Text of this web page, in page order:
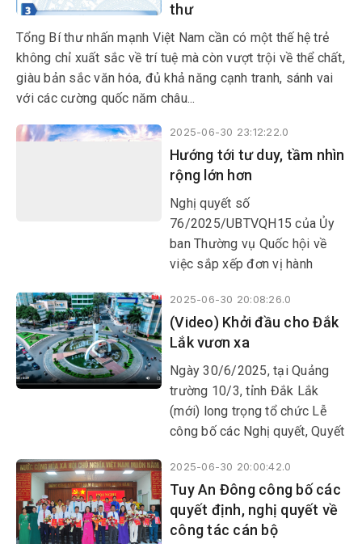
thư
Tổng Bí thư nhấn mạnh Việt Nam cần có một thế hệ trẻ
không chỉ xuất sắc về trí tuệ mà còn vượt trội về thể chất,
giàu bản sắc văn hóa, đủ khả năng cạnh tranh, sánh vai
với các cường quốc năm châu...
2025-06-30 23:12:22.0
Hướng tới tư duy, tầm nhìn
rộng lớn hơn
Nghị quyết số
76/2025/UBTVQH15 của Ủy
ban Thường vụ Quốc hội về
việc sắp xếp đơn vị hành
chứng rõ nét cho tầm nhìn xa
và quyết tâm đổi mới mạnh
mẽ của Đảng và Nhà nước.
2025-06-30 20:08:26.0
(Video) Khởi đầu cho Đắk
Lắk vươn xa
Ngày 30/6/2025, tại Quảng
trường 10/3, tỉnh Đắk Lắk
(mới) long trọng tổ chức Lễ
công bố các Nghị quyết, Quyết
ương và địa phương về việc
sáp nhập đơn vị hành chính
cấp tỉnh, cấp xã; kết thúc hoạt
động đơn vị hành chính cấp
2025-06-30 20:00:42.0
Tuy An Đông công bố các
quyết định, nghị quyết về
công tác cán bộ